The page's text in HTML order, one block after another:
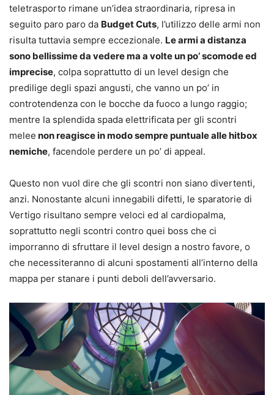
teletrasporto rimane un’idea straordinaria, ripresa in
seguito paro paro da Budget Cuts, l’utilizzo delle armi non
risulta tuttavia sempre eccezionale. Le armi a distanza
sono bellissime da vedere ma a volte un po’ scomode ed
imprecise, colpa soprattutto di un level design che
predilige degli spazi angusti, che vanno un po’ in
controtendenza con le bocche da fuoco a lungo raggio;
mentre la splendida spada elettrificata per gli scontri
melee non reagisce in modo sempre puntuale alle hitbox
nemiche, facendole perdere un po’ di appeal.
Questo non vuol dire che gli scontri non siano divertenti,
anzi. Nonostante alcuni innegabili difetti, le sparatorie di
Vertigo risultano sempre veloci ed al cardiopalma,
soprattutto negli scontri contro quei boss che ci
imporranno di sfruttare il level design a nostro favore, o
che necessiteranno di alcuni spostamenti all’interno della
mappa per stanare i punti deboli dell’avversario.